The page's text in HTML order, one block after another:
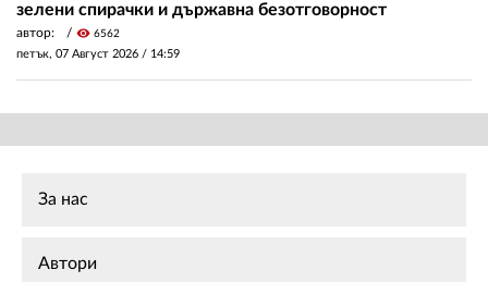
зелени спирачки и държавна безотговорност
автор: visibility 6562
петък, 07 Август 2026 / 14:59
За нас
Автори